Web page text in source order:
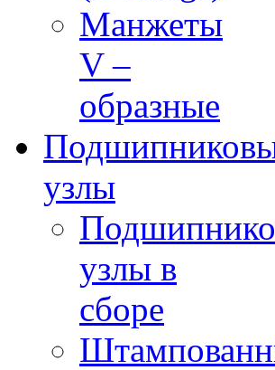
Манжеты
V –
образные
узлы
узлы в
сборе